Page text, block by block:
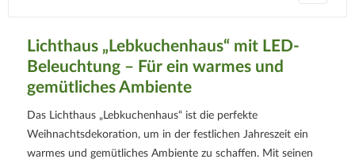
Lichthaus „Lebkuchenhaus“ mit LED-
Beleuchtung – Für ein warmes und
gemütliches Ambiente
Das Lichthaus „Lebkuchenhaus“ ist die perfekte
Weihnachtsdekoration, um in der festlichen Jahreszeit ein
warmes und gemütliches Ambiente zu schaffen. Mit seinen